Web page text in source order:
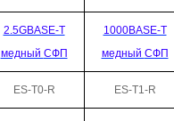
2.5GBASE-T
медный СФП
1000BASE-T
медный СФП
ES-T0-R ES-T1-R